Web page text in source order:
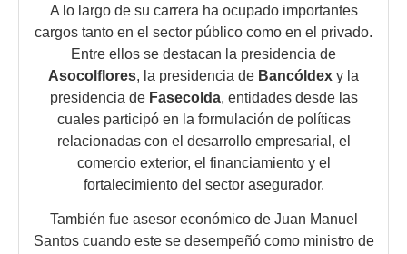
A lo largo de su carrera ha ocupado importantes
cargos tanto en el sector público como en el privado.
Entre ellos se destacan la presidencia de
Asocolflores, la presidencia de Bancóldex y la
presidencia de Fasecolda, entidades desde las
cuales participó en la formulación de políticas
relacionadas con el desarrollo empresarial, el
comercio exterior, el financiamiento y el
fortalecimiento del sector asegurador.
También fue asesor económico de Juan Manuel
Santos cuando este se desempeñó como ministro de